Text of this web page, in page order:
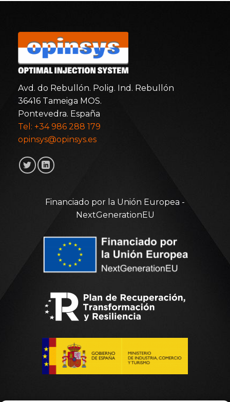
Avd. do Rebullón. Polig. Ind. Rebullón
36416 Tameiga MOS.
Pontevedra. España
Tel: +34 986 288 179
opinsys@opinsys.es
Financiado por la Unión Europea -
NextGenerationEU